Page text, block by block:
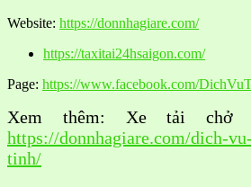
Website: https://donnhagiare.com/
https://taxitai24hsaigon.com/
Page: https://www.facebook.com/
Xem thêm: Xe tải
https://donnhagiare.com/dich-
tinh/